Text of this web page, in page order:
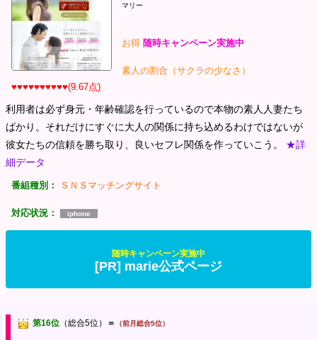
マリー
お得 随時キャンペーン実施中
素人の割合（サクラの少なさ）
♥♥♥♥♥♥♥♥♥♥(9.67点)
利用者は必ず身元・年齢確認を行っているので本物の素人人妻たち
ばかり。それだけにすぐに大人の関係に持ち込めるわけではないが
彼女たちの信頼を勝ち取り、良いセフレ関係を作っていこう。 ★詳
細データ
番組種別： ＳＮＳマッチングサイト
対応状況： iphone
随時キャンペーン実施中
[PR] marie公式ページ
第16位 （総合5位） ＝ （前月総合5位）